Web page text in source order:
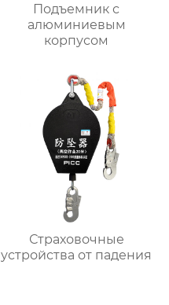
Подъемник с
алюминиевым
корпусом
Страховочные
устройства от падения